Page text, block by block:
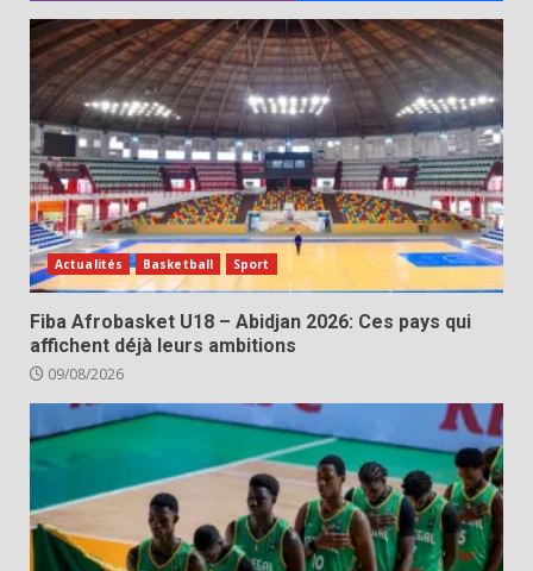
Actualités Basketball Sport
Fiba Afrobasket U18 – Abidjan 2026: Ces pays qui
affichent déjà leurs ambitions
09/08/2026